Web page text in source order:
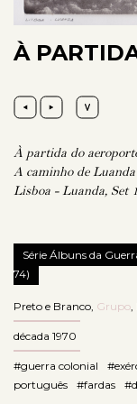
À
À partida do
A caminho de Luanda
Lisboa - Luanda, Set
Série Álbuns da
74)
Preto e Branco Grupo
década 1970
#guerra colonial
português
#fardas